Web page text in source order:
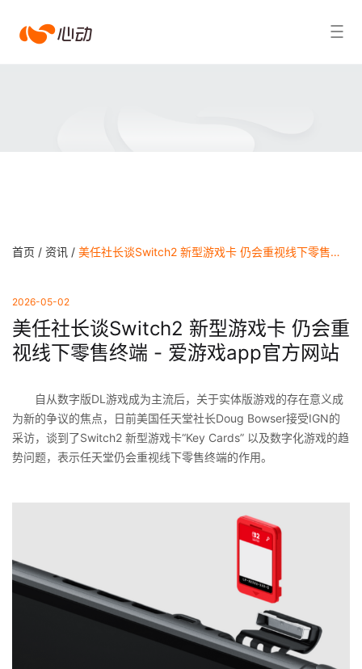
爱搜索结果
首页 / 资讯 / 美任社长谈Switch2 新型游戏卡 仍会重视线下零售终端 - 爱游戏app官方网站
2026-05-02
美任社长谈Switch2 新型游戏卡 仍会重
视线下零售终端 - 爱游戏app官方网站
自从数字版DL游戏成为主流后，关于实体版游戏的存在意义成
为新的争议的焦点，日前美国任天堂社长Doug Bowser接受IGN的
采访，谈到了Switch2 新型游戏卡“Key Cards” 以及数字化游戏的趋
势问题，表示任天堂仍会重视线下零售终端的作用。